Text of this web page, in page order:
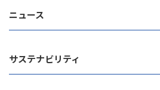
ニュース
サステナビリティ